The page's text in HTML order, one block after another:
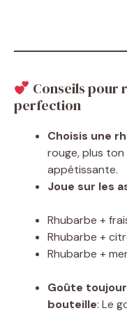
Conseils pour
perfection
Choisis une
rouge, plus
appétissante.
Joue sur les
Rhubarbe +
Rhubarbe +
Rhubarbe +
Goûte
bouteille: Le